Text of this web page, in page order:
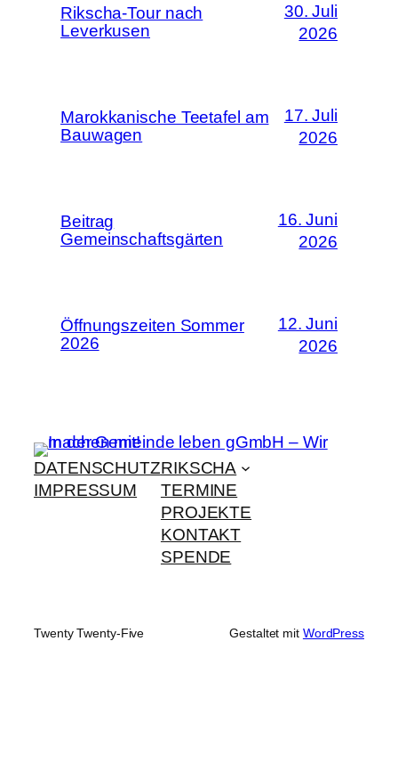
Rikscha-Tour nach
Leverkusen
30. Juli
2026
Marokkanische Teetafel am
Bauwagen
17. Juli
2026
Beitrag
Gemeinschaftsgärten
16. Juni
2026
Öffnungszeiten Sommer
2026
12. Juni
2026
DATENSCHUTZ
IMPRESSUM
RIKSCHA
TERMINE
PROJEKTE
KONTAKT
SPENDE
Twenty Twenty-Five Gestaltet mit WordPress